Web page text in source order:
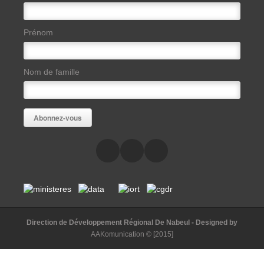
Prénom
Nom de famille
Direction de Développement Régional De Nabeul - Designed by
AAKomunication © [2015]